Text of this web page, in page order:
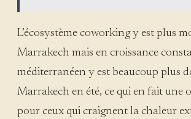
L’écosystème coworking y est plus
Marrakech mais en croissance
méditerranéen y est beaucoup plus
Marrakech en été, ce qui en fait une
pour ceux qui craignent la chaleur